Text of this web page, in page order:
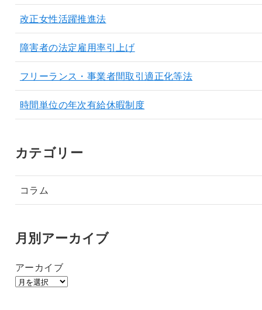
改正女性活躍推進法
障害者の法定雇用率引上げ
フリーランス・事業者間取引適正化等法
時間単位の年次有給休暇制度
カテゴリー
コラム
月別アーカイブ
アーカイブ